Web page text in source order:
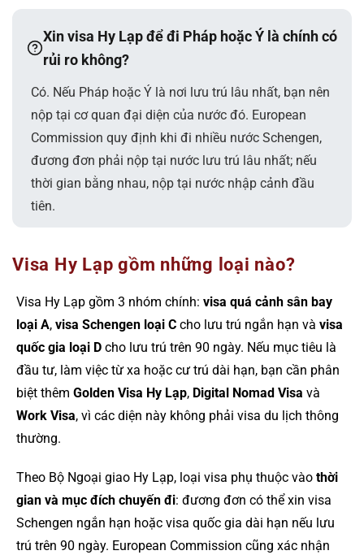
Xin visa Hy Lạp để đi Pháp hoặc Ý là chính có
rủi ro không?
Có. Nếu Pháp hoặc Ý là nơi lưu trú lâu nhất, bạn nên
nộp tại cơ quan đại diện của nước đó. European
Commission quy định khi đi nhiều nước Schengen,
đương đơn phải nộp tại nước lưu trú lâu nhất; nếu
thời gian bằng nhau, nộp tại nước nhập cảnh đầu
tiên.
Visa Hy Lạp gồm những loại nào?
Visa Hy Lạp gồm 3 nhóm chính: visa quá cảnh sân bay
loại A, visa Schengen loại C cho lưu trú ngắn hạn và visa
quốc gia loại D cho lưu trú trên 90 ngày. Nếu mục tiêu là
đầu tư, làm việc từ xa hoặc cư trú dài hạn, bạn cần phân
biệt thêm Golden Visa Hy Lạp, Digital Nomad Visa và
Work Visa, vì các diện này không phải visa du lịch thông
thường.
Theo Bộ Ngoại giao Hy Lạp, loại visa phụ thuộc vào thời
gian và mục đích chuyến đi: đương đơn có thể xin visa
Schengen ngắn hạn hoặc visa quốc gia dài hạn nếu lưu
trú trên 90 ngày. European Commission cũng xác nhận